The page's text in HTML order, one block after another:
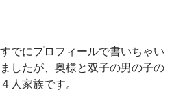
すでにプロフィールで書いちゃい
ましたが、奥様と双子の男の子の
４人家族です。